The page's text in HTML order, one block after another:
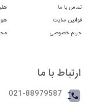
تماس با ما
قوانین سایت
حریم خصوصی
ارتباط با ما
021-88979587